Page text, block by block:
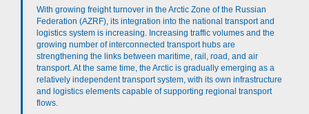
With growing freight turnover in the Arctic Zone of the Russian
Federation (AZRF), its integration into the national transport and
logistics system is increasing. Increasing traffic volumes and the
growing number of interconnected transport hubs are
strengthening the links between maritime, rail, road, and air
transport. At the same time, the Arctic is gradually emerging as a
relatively independent transport system, with its own infrastructure
and logistics elements capable of supporting regional transport
flows.